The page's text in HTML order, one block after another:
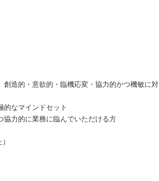
創造的・意欲的・臨機応変・協力的かつ機敏に対
的なマインドセット
協力的に業務に臨んでいただける方